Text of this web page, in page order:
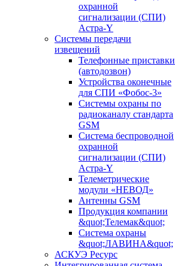
охранной
сигнализации (СПИ)
Астра-Y
Системы передачи
извещений
Телефонные приставки
(автодозвон)
Устройства оконечные
для СПИ «Фобос-3»
Системы охраны по
радиоканалу стандарта
GSM
Система беспроводной
охранной
сигнализации (СПИ)
Астра-Y
Телеметрические
модули «НЕВОД»
Антенны GSM
Продукция компании
&quot;Телемак&quot;
Система охраны
&quot;ЛАВИНА&quot;
АСКУЭ Ресурс